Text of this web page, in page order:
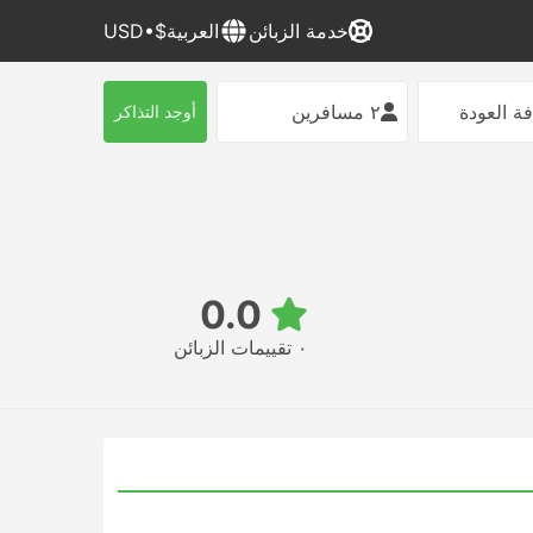
خدمة الزبائن العربية$•USD
العودة ٢ مسافرين أوجد التذاكر
٠ تقييمات الزبائن